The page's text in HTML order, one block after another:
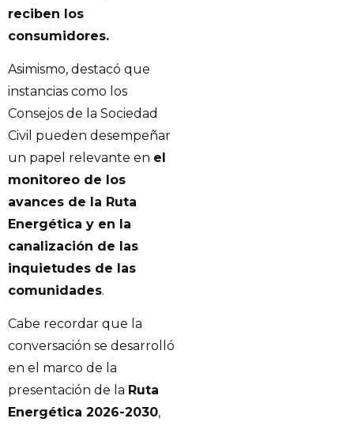
reciben los
consumidores.
Asimismo, destacó que
instancias como los
Consejos de la Sociedad
Civil pueden desempeñar
un papel relevante en el
monitoreo de los
avances de la Ruta
Energética y en la
canalización de las
inquietudes de las
comunidades.
Cabe recordar que la
conversación se desarrolló
en el marco de la
presentación de la Ruta
Energética 2026-2030,